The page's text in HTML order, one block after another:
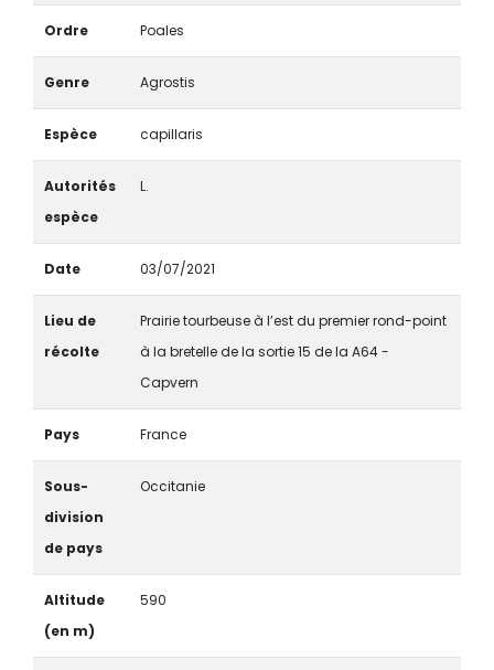
Ordre Poales
Genre Agrostis
Espèce capillaris
Autorités
espèce
L.
Date 03/07/2021
Lieu de
récolte
Prairie tourbeuse à l’est du premier rond-point
à la bretelle de la sortie 15 de la A64 -
Capvern
Pays France
Sous-
division
de pays
Occitanie
Altitude
(en m)
590